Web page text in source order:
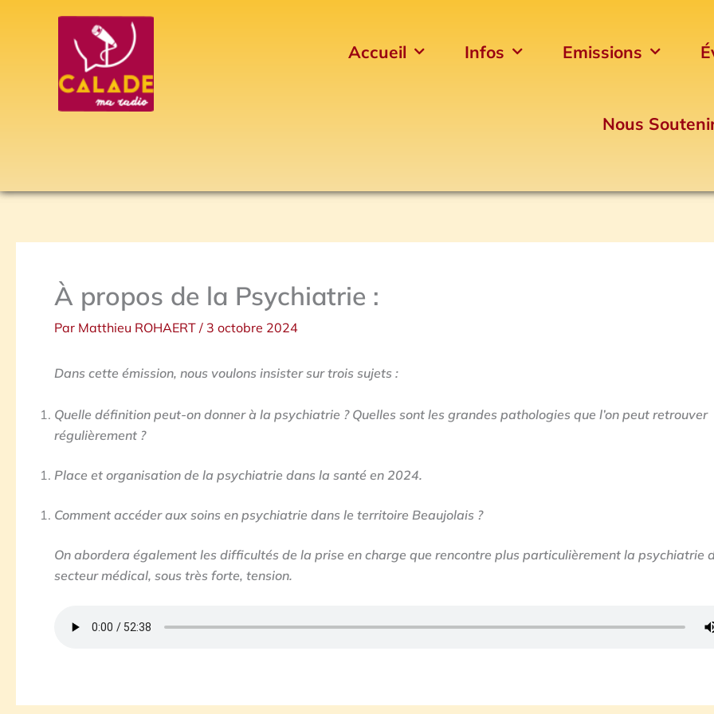
Accueil Infos Emissions
Nous
À propos de la Psychiatrie :
Par Matthieu ROHAERT / 3 octobre 2024
Dans cette émission, nous voulons insister sur trois sujets :
Quelle définition peut-on donner à la psychiatrie ? Quelles sont les grandes pathologies que l’on peut retrouver
régulièrement ?
Place et organisation de la psychiatrie dans la santé en 2024.
Comment accéder aux soins en psychiatrie dans le territoire Beaujolais ?
On abordera également les difficultés de la prise en charge que rencontre plus particulièrement la psychiatrie
secteur médical, sous très forte, tension.